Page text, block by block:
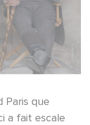
Paris que
a fait escale